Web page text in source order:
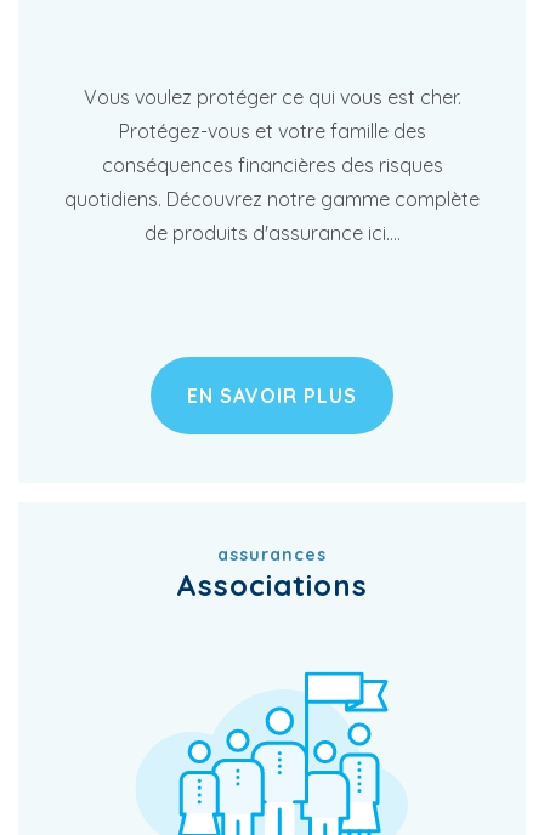
Vous voulez protéger ce qui vous est cher.
Protégez-vous et votre famille des
conséquences financières des risques
quotidiens. Découvrez notre gamme complète
de produits d'assurance ici....
EN SAVOIR PLUS
assurances
Associations